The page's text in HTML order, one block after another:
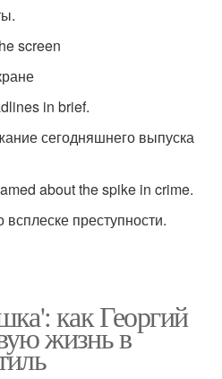
screen
in brief.
сегодняшнего выпуска
about the spike in crime.
всплеске преступности.
как Георгий
жизнь в